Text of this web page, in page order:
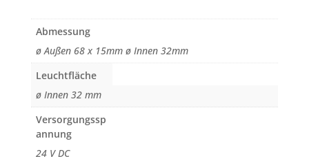
Abmessung
ø Außen 68 x 15mm ø Innen 32mm
Leuchtfläche
ø Innen 32 mm
Versorgungssp
annung
24 V DC